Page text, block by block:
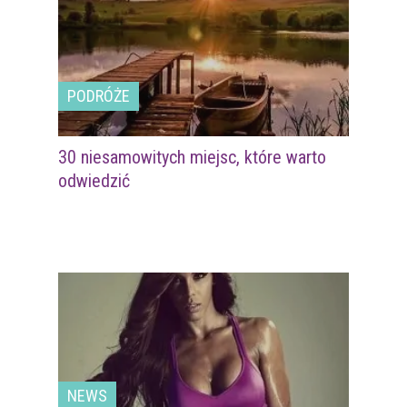
PODRÓŻE
30 niesamowitych miejsc, które warto
odwiedzić
NEWS